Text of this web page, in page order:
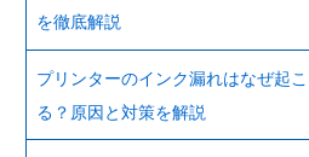
を徹底解説
プリンターのインク漏れはなぜ起こ
る？原因と対策を解説